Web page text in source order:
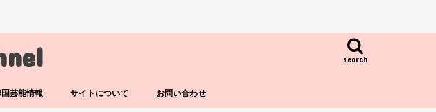
search
芸能情報 サイトについて お問い合わせ